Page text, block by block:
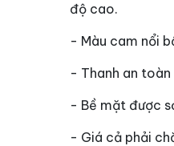
độ cao.
- Màu cam nổi
- Thanh an
- Bề mặt được
- Giá cả phải